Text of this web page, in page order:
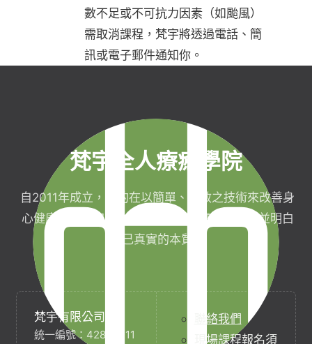
數不足或不可抗力因素（如颱風）
需取消課程，梵宇將透過電話、簡
訊或電子郵件通知你。
梵宇全人療癒學院
自2011年成立，目的在以簡單、有效之技術來改善身
心健康，協助完成生命目標與實現靈性生活，並明白
自己真實的本質。
梵宇有限公司
統一編號：42854211
聯絡我們
現場課程報名須